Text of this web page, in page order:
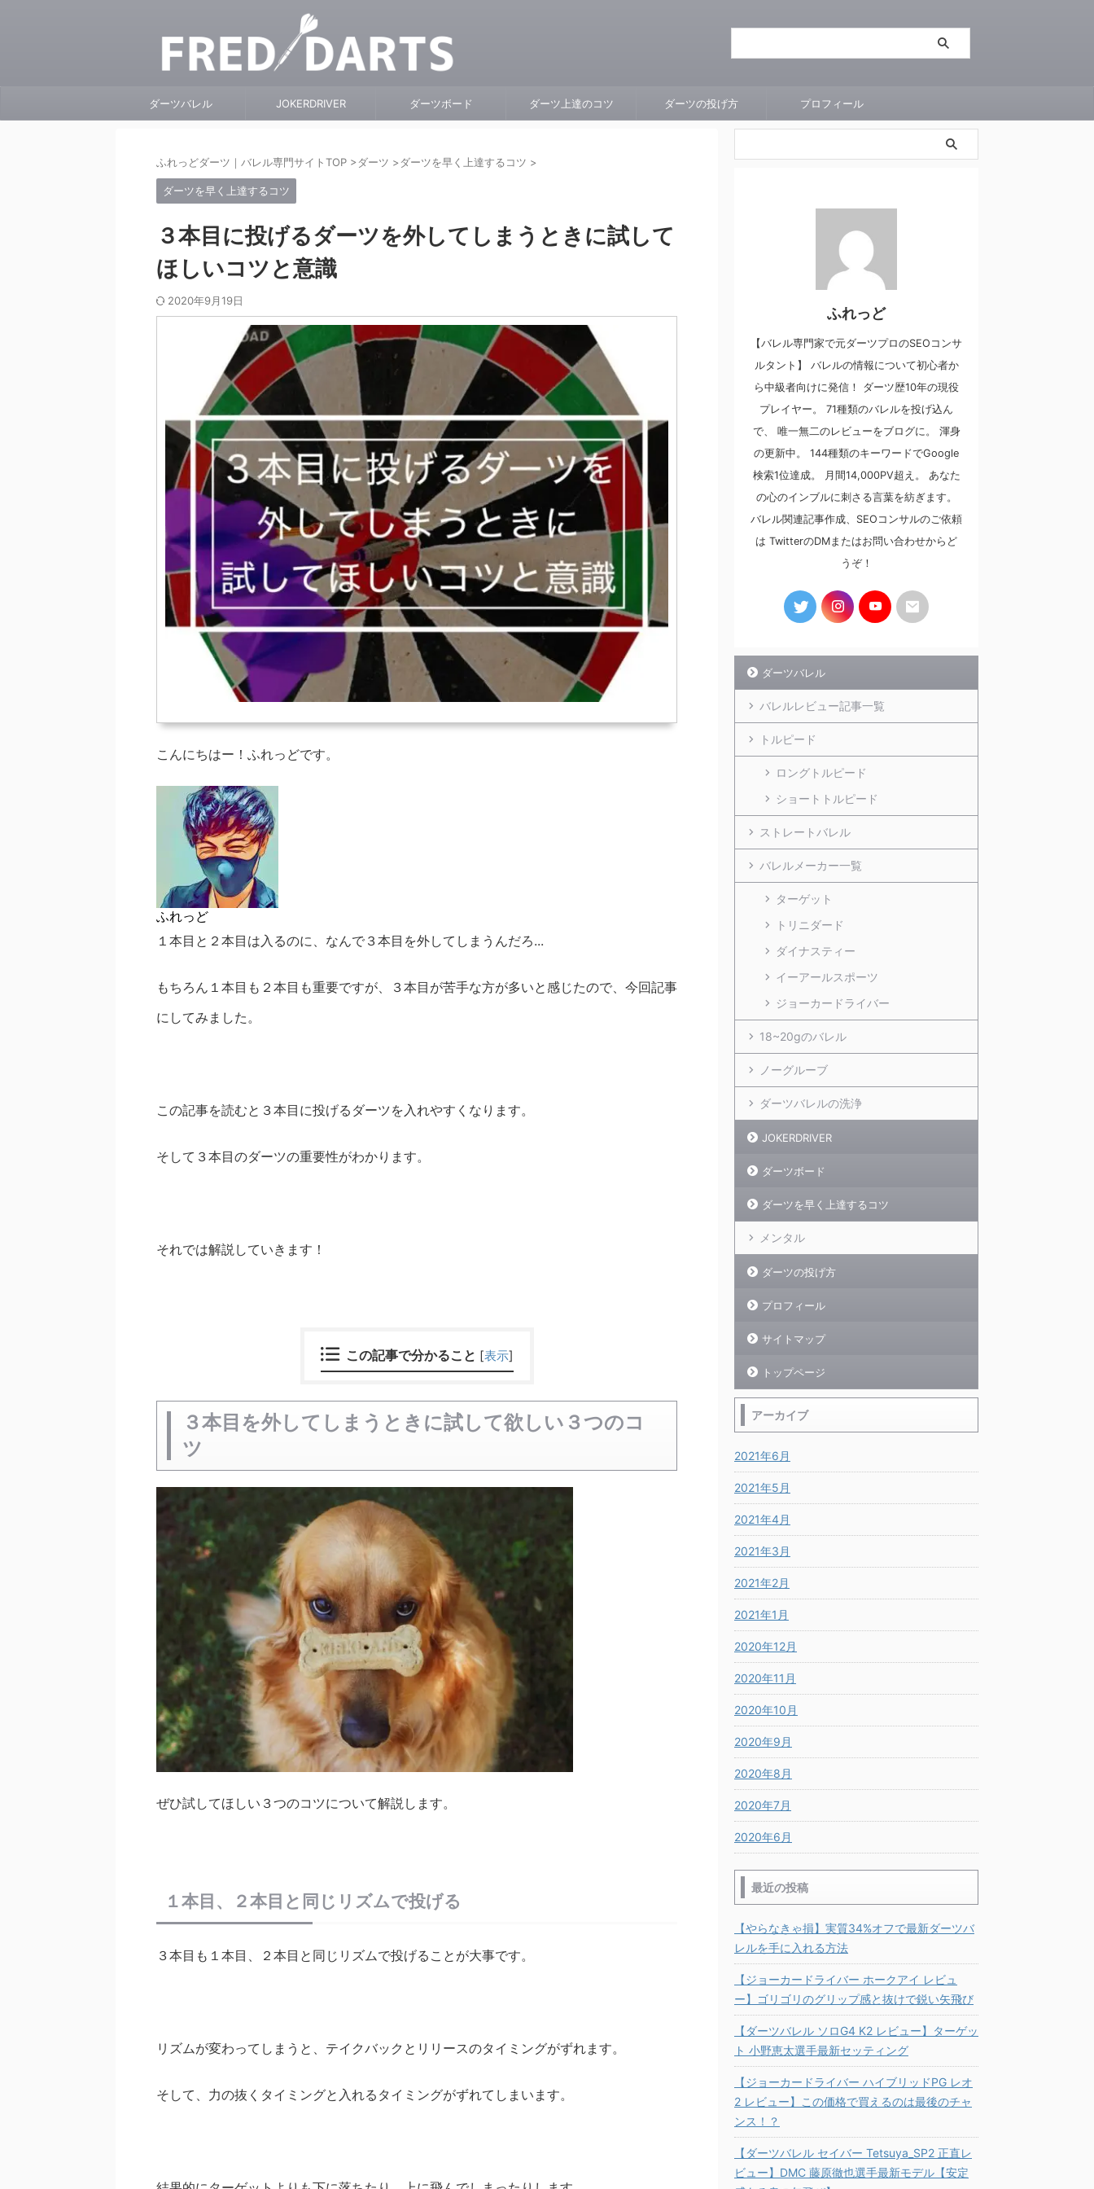
ダーツバレル JOKERDRIVER ダーツボード ダーツ上達のコツ ダーツの投げ方 プロフィール
ふれっどダーツ｜バレル専門サイトTOP >ダーツ >ダーツを早く上達するコツ >
ダーツを早く上達するコツ
３本目に投げるダーツを外してしまうときに試して
ほしいコツと意識
2020年9月19日
こんにちはー！ふれっどです。
ふれっど
１本目と２本目は入るのに、なんで３本目を外してしまうんだろ...
もちろん１本目も２本目も重要ですが、３本目が苦手な方が多いと感じたので、今回記事
にしてみました。
この記事を読むと３本目に投げるダーツを入れやすくなります。
そして３本目のダーツの重要性がわかります。
それでは解説していきます！
この記事で分かること [表示]
３本目を外してしまうときに試して欲しい３つのコ
ツ
ぜひ試してほしい３つのコツについて解説します。
１本目、２本目と同じリズムで投げる
３本目も１本目、２本目と同じリズムで投げることが大事です。
リズムが変わってしまうと、テイクバックとリリースのタイミングがずれます。
そして、力の抜くタイミングと入れるタイミングがずれてしまいます。
ふれっど
【バレル専門家で元ダーツプロのSEOコンサ
ルタント】 バレルの情報について初心者か
ら中級者向けに発信！ ダーツ歴10年の現役
プレイヤー。 71種類のバレルを投げ込ん
で、 唯一無二のレビューをブログに。 渾身
の更新中。 144種類のキーワードでGoogle
検索1位達成。 月間14,000PV超え。 あなた
の心のインブルに刺さる言葉を紡ぎます。
バレル関連記事作成、SEOコンサルのご依頼
は TwitterのDMまたはお問い合わせからど
うぞ！
ダーツバレル
バレルレビュー記事一覧
トルピード
ロングトルピード
ショートトルピード
ストレートバレル
バレルメーカー一覧
ターゲット
トリニダード
ダイナスティー
イーアールスポーツ
ジョーカードライバー
18~20gのバレル
ノーグルーブ
ダーツバレルの洗浄
JOKERDRIVER
ダーツボード
ダーツを早く上達するコツ
メンタル
ダーツの投げ方
プロフィール
サイトマップ
トップページ
アーカイブ
2021年6月
2021年5月
2021年4月
2021年3月
2021年2月
2021年1月
2020年12月
2020年11月
2020年10月
2020年9月
2020年8月
2020年7月
2020年6月
最近の投稿
【やらなきゃ損】実質34%オフで最新ダーツバ
レルを手に入れる方法
【ジョーカードライバー ホークアイ レビュ
ー】ゴリゴリのグリップ感と抜けで鋭い矢飛び
【ダーツバレル ソロG4 K2 レビュー】ターゲッ
ト 小野恵太選手最新セッティング
【ジョーカードライバー ハイブリッドPG レオ
2 レビュー】この価格で買えるのは最後のチャ
ンス！？
【ダーツバレル セイバー Tetsuya_SP2 正直レ
ビュー】DMC 藤原徹也選手最新モデル【安定